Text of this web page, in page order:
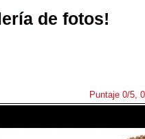
de fotos!
Puntaje 0/5,